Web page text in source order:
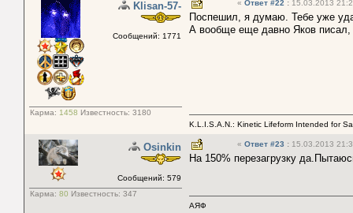
Klisan-57-
Сообщений: 1771
Карма: 1458 Известность: 3180
« Ответ #22 : 15.03.2013
Поспешил, я думаю. Тебе уже
А вообще еще давно Яков писал,
K.L.I.S.A.N.: Kinetic Lifeform Intended for
Osinkin
Сообщений: 579
Карма: 80 Известность: 347
« Ответ #23 : 15.03.2013
На 150% перезагрузку
АЯФ